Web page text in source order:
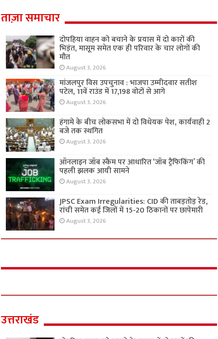
ताज़ा समाचार
दोपहिया वाहन को बचाने के प्रयास में दो कारों की
भिड़ंत, मासूम समेत एक ही परिवार के चार लोगों की
मौत
August 3, 2026
मांजलपुर विस उपचुनाव : भाजपा उम्मीदवार सतीश
पटेल, 11वें राउंड में 17,198 वोटों से आगे
August 3, 2026
हंगामे के बीच लोकसभा में दो विधेयक पेश, कार्यवाही 2
बजे तक स्थगित
August 3, 2026
ऑनलाइन जॉब स्कैम पर आधारित ‘जॉब ट्रैफिकिंग’ की
पहली झलक आयी सामने
August 3, 2026
JPSC Exam Irregularities: CID की ताबड़तोड़ रेड,
रांची समेत कई जिलों में 15-20 ठिकानों पर छापेमारी
August 3, 2026
उत्तराखंड